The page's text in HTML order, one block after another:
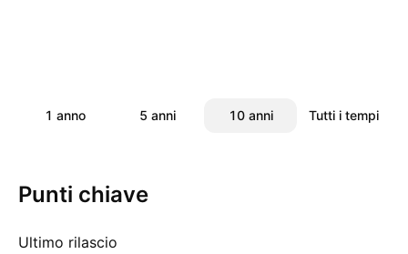
1 anno 5 anni 10 anni Tutti i tempi
Punti chiave
Ultimo rilascio